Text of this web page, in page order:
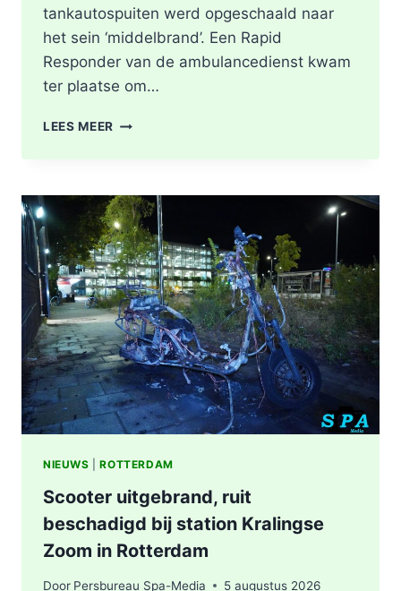
tankautospuiten werd opgeschaald naar
het sein ‘middelbrand’. Een Rapid
Responder van de ambulancedienst kwam
ter plaatse om…
LEES MEER BRAND
WONING
TIJDENS
WERKZAAMHEDEN
AAN
LIEVEN
DE
KEYSTRAAT
IN
ROTTERDAM
NIEUWS |ROTTERDAM
Scooter uitgebrand, ruit
beschadigd bij station Kralingse
Zoom in Rotterdam
Door Persbureau Spa-Media 5 augustus 2026